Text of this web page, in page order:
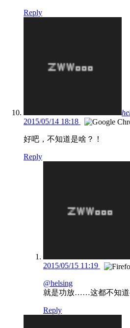
Reply
2015/05/14 18:18
好吧，不知道是啥？！
Reply
2015/05/15 11:19
@helsing
就是功放……这都不知道
Reply